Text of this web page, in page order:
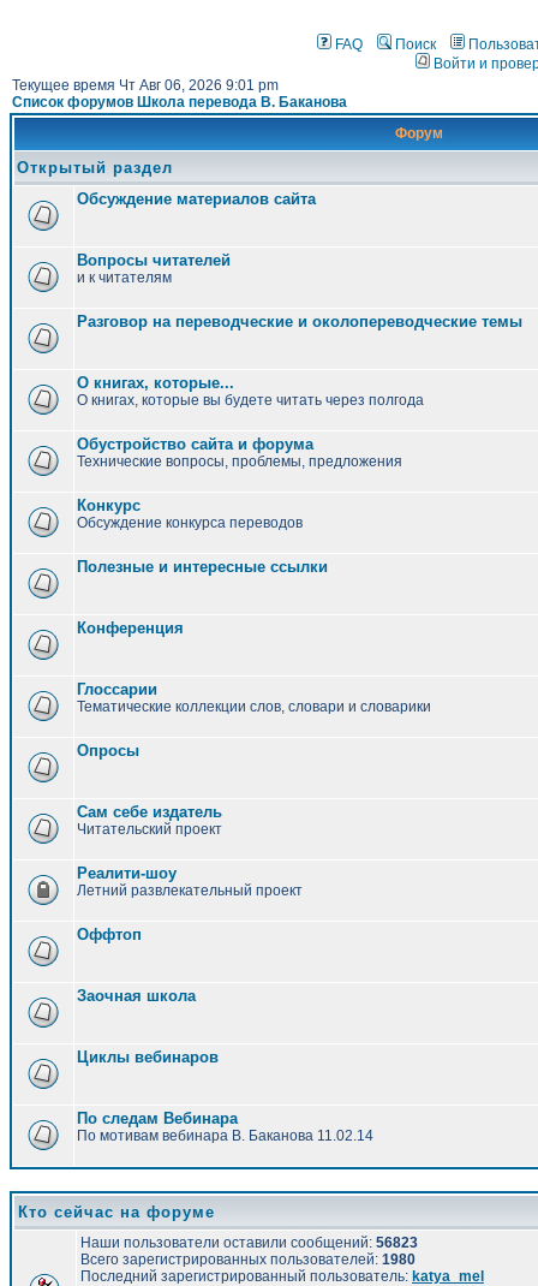
FAQ Поиск
Войти и
Текущее время Чт Авг 06, 2026 9:01 pm
Список форумов Школа перевода В. Баканова
Форум
Открытый раздел
Обсуждение материалов сайта
Вопросы читателей
и к читателям
Разговор на переводческие и околопереводческие темы
О книгах, которые...
О книгах, которые вы будете читать через полгода
Обустройство сайта и форума
Технические вопросы, проблемы, предложения
Конкурс
Обсуждение конкурса переводов
Полезные и интересные ссылки
Конференция
Глоссарии
Тематические коллекции слов, словари и словарики
Опросы
Сам себе издатель
Читательский проект
Реалити-шоу
Летний развлекательный проект
Оффтоп
Заочная школа
Циклы вебинаров
По следам Вебинара
По мотивам вебинара В. Баканова 11.02.14
Кто сейчас на форуме
Наши пользователи оставили сообщений: 56823
Всего зарегистрированных пользователей: 1980
Последний зарегистрированный пользователь: katya_mel